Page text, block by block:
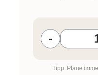
-
Tipp: Plane